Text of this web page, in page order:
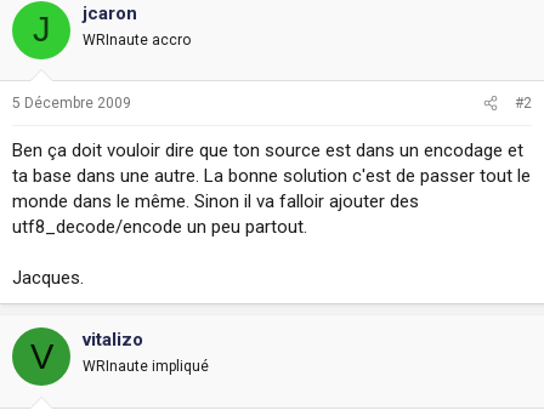
J jcaron
WRInaute accro
5 Décembre 2009 #2
Ben ça doit vouloir dire que ton source est dans un encodage et
ta base dans une autre. La bonne solution c'est de passer tout le
monde dans le même. Sinon il va falloir ajouter des
utf8_decode/encode un peu partout.
Jacques.
V vitalizo
WRInaute impliqué